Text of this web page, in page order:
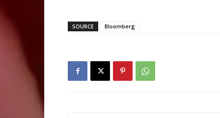
SOURCE Bloomberg